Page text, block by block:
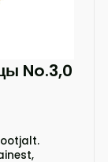
No.3,0